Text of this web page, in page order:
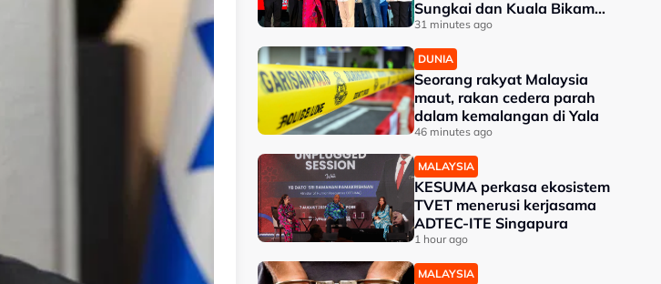
Sungkai dan Kuala Bikam
terima geran tanah
31 minutes ago
DUNIA
Seorang rakyat Malaysia
maut, rakan cedera parah
dalam kemalangan di Yala
46 minutes ago
MALAYSIA
KESUMA perkasa ekosistem
TVET menerusi kerjasama
ADTEC-ITE Singapura
1 hour ago
MALAYSIA